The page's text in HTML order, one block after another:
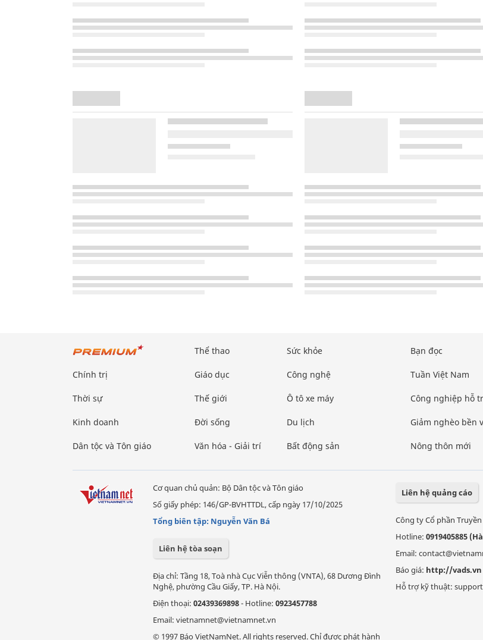
Chính trị
Thời sự
Kinh doanh
Dân tộc và Tôn giáo
Thể thao
Giáo dục
Thế giới
Đời sống
Văn hóa - Giải trí
Sức khỏe
Công nghệ
Ô tô xe máy
Du lịch
Bất động sản
Bạn đọc
Tuần Việt Nam
Công nghiệp hỗ
Giảm nghèo bền
Nông thôn mới
Cơ quan chủ quản: Bộ Dân tộc và Tôn giáo
Số giấy phép: 146/GP-BVHTTDL, cấp ngày 17/10/2025
Tổng biên tập: Nguyễn Văn Bá
Liên hệ tòa soạn
Địa chỉ: Tầng 18, Toà nhà Cục Viễn thông (VNTA), 68 Dương Đình
Nghệ, phường Cầu Giấy, TP. Hà Nội.
Điện thoại: 02439369898- Hotline: 0923457788
Email: vietnamnet@vietnamnet.vn
© 1997 Báo VietNamNet. All rights reserved. Chỉ được phát hành
Liên hệ quảng cáo
Công ty Cổ phần
Hotline: 0919405885
Email:
Báo giá: http://vads.vn
Hỗ trợ kỹ thuật: